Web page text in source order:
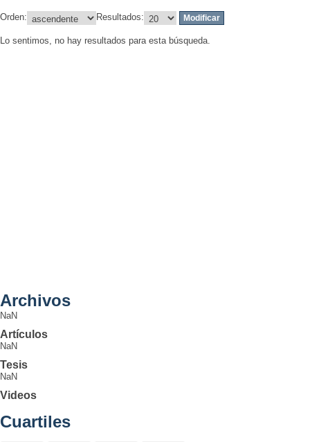
Orden: Resultados:
Lo sentimos, no hay resultados para esta búsqueda.
Archivos
NaN
Artículos
NaN
Tesis
NaN
Videos
Cuartiles